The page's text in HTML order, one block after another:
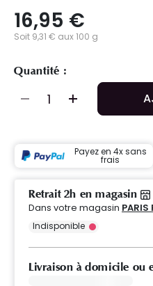
16,95 €
Soit 9,31 € aux 100 g
Quantité :
Payez en 4x sans
frais
Retrait 2h en magasin
Dans votre magasin PARIS
Indisponible
Livraison à domicile ou